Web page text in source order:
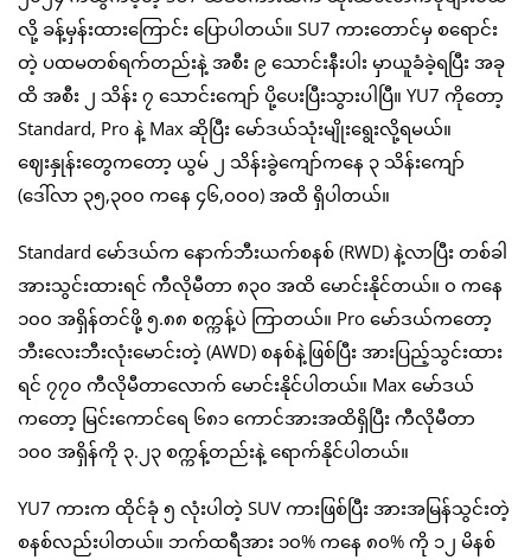
လို့ ခန့်မှန်းထားကြောင်း ပြောပါတယ်။ SU7 ကားတောင်မှ စရောင်း
တဲ့ ပထမတစ်ရက်တည်းနဲ့ အစီး ၉ သောင်းနီးပါး မှာယူခံခဲ့ရပြီး အခု
ထိ အစီး ၂ သိန်း ၇ သောင်းကျော် ပို့ပေးပြီးသွားပါပြီ။ YU7 ကိုတော့
Standard, Pro နဲ့ Max ဆိုပြီး မော်ဒယ်သုံးမျိုးရွေးလို့ရမယ်။
ဈေးနှုန်းတွေကတော့ ယွမ် ၂ သိန်းခွဲကျော်ကနေ ၃ သိန်းကျော်
(ဒေါ်လာ ၃၅,၃၀၀ ကနေ ၄၆,၀၀၀) အထိ ရှိပါတယ်။
Standard မော်ဒယ်က နောက်ဘီးယက်စနစ် (RWD) နဲ့လာပြီး တစ်ခါ
အားသွင်းထားရင် ကီလိုမီတာ ၈၃၀ အထိ မောင်းနိုင်တယ်။ ၀ ကနေ
၁၀၀ အရှိန်တင်ဖို့ ၅.၈၈ စက္ကန့်ပဲ ကြာတယ်။ Pro မော်ဒယ်ကတော့
ဘီးလေးဘီးလုံးမောင်းတဲ့ (AWD) စနစ်နဲ့ဖြစ်ပြီး အားပြည့်သွင်းထား
ရင် ၇၇၀ ကီလိုမီတာလောက် မောင်းနိုင်ပါတယ်။ Max မော်ဒယ်
ကတော့ မြင်းကောင်ရေ ၆၈၁ ကောင်အားအထိရှိပြီး ကီလိုမီတာ
၁၀၀ အရှိန်ကို ၃.၂၃ စက္ကန့်တည်းနဲ့ ရောက်နိုင်ပါတယ်။
YU7 ကားက ထိုင်ခုံ ၅ လုံးပါတဲ့ SUV ကားဖြစ်ပြီး အားအမြန်သွင်းတဲ့
စနစ်လည်းပါတယ်။ ဘက်ထရီအား ၁၀% ကနေ ၈၀% ကို ၁၂ မိနစ်